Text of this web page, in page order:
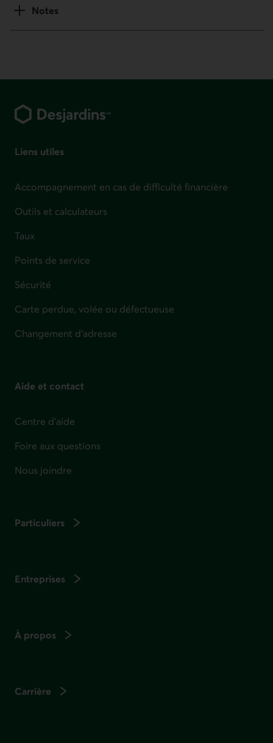
Notes
Liens utiles
Accompagnement en cas de difficulté financière
Outils et calculateurs
Taux
Points de service
Sécurité
Carte perdue, volée ou défectueuse
Changement d'adresse
Aide et contact
Centre d'aide
Foire aux questions
Nous joindre
Particuliers
Entreprises
À propos
Carrière